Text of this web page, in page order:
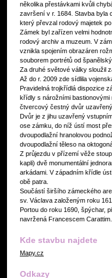
několika přestávkami kvůli
završení v r. 1684. Stavba byla
který převzal rodový majetek
Zámek byl zařízen velmi
rodový archiv a muzeum. V
vznikla spojením obrazáren
souborem portrétů od
Za druhé světové války sloužil
Až do r. 2009 zde sídlila
Pravidelná trojkřídlá dispozice
křídly s nárožními
čtvercový čestný dvůr
Dvůr je z jihu uzavřený
ose zámku, do níž ústí most
dvoupodlažní hranolovou
dvoupodlažní těleso na
Z průjezdu v přízemí věže
kapli) dvě monumentální
arkádami. V západním křídle
obě patra.
Součástí širšího zámeckého
sv. Václava založeným roku
Portou do roku 1690, špýchar,
navržená Francescem Carattim.
Kde stavbu najdete
Mapy.cz
Odkazy